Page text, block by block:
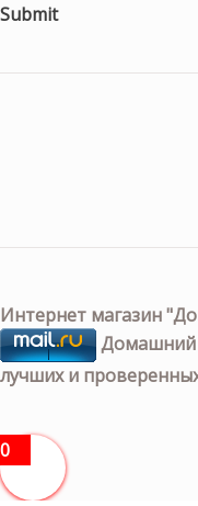
Submit
Интернет магазин
Домашний
лучших и
0